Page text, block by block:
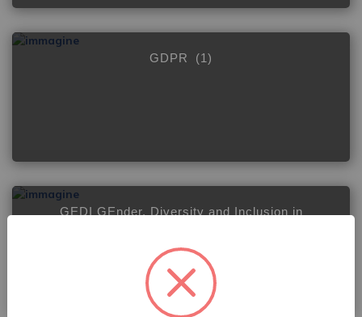
GDPR (1)
GEDI GEnder, Diversity and Inclusion in